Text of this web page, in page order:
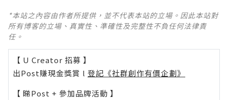
*本站之內容由作者所提供，並不代表本站的立場。因此本站對
所有博客的立場、真實性、準確性及完整性不負任何法律責
任。
【 U Creator 招募 】
出Post賺現金獎賞 l 登記《社群創作有價企劃》
【 睇Post + 參加品牌活動 】